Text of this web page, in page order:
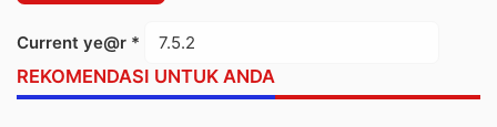
Current ye@r *
REKOMENDASI UNTUK ANDA